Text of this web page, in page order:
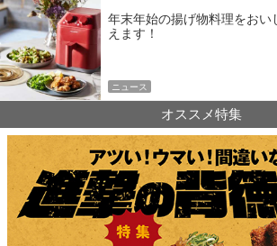
年末年始の揚げ物料理をおい
えます！
ニュース
オススメ特集